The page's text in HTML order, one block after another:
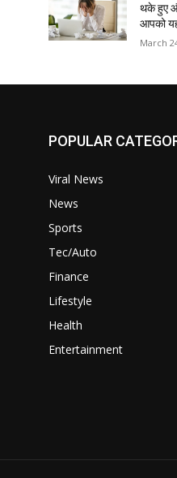
थके हुए
आपको
March
POPULAR
Viral News
News
Sports
Tec/Auto
Finance
Lifestyle
Health
Entertainment